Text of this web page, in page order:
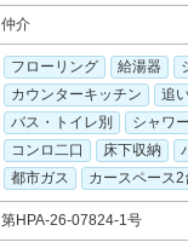
仲介
フローリング 給湯器
カウンターキッチン
追
バス・トイレ別
シャワ
コンロ二口
床下収納
都市ガス
カースペース2
第HPA-26-07824-1号